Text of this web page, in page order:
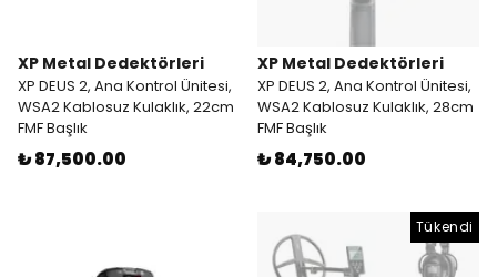
XP Metal Dedektörleri
XP DEUS 2, Ana Kontrol Ünitesi,
WSA2 Kablosuz Kulaklık, 22cm
FMF Başlık
₺ 87,500.00
XP Metal Dedektörleri
XP DEUS 2, Ana Kontrol Ünitesi,
WSA2 Kablosuz Kulaklık, 28cm
FMF Başlık
₺ 84,750.00
Tükendi